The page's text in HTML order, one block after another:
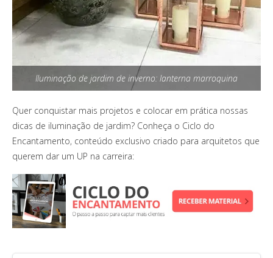
Iluminação de jardim de inverno: lanterna marroquina
Quer conquistar mais projetos e colocar em prática nossas
dicas de iluminação de jardim? Conheça o Ciclo do
Encantamento, conteúdo exclusivo criado para arquitetos que
querem dar um UP na carreira: